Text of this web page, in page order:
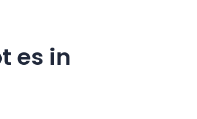
es in